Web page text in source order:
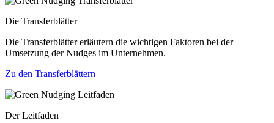
Die Transferblätter
Die Transferblätter erläutern die wichtigen Faktoren bei der
Umsetzung der Nudges im Unternehmen.
Zu den Transferblättern
Der Leitfaden